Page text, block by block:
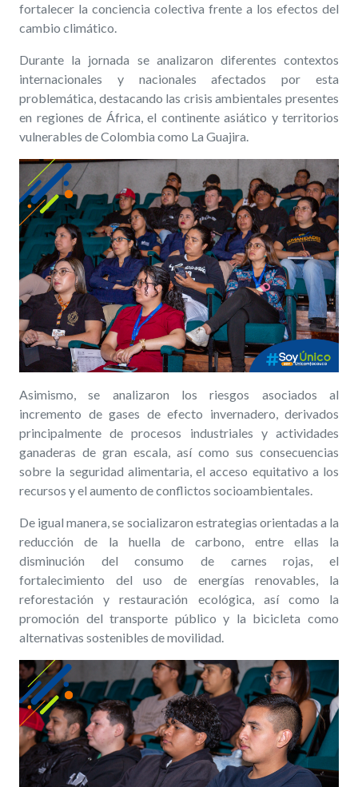
fortalecer la conciencia colectiva frente a los efectos del
cambio climático.
Durante la jornada se analizaron diferentes contextos
internacionales y nacionales afectados por esta
problemática, destacando las crisis ambientales presentes
en regiones de África, el continente asiático y territorios
vulnerables de Colombia como La Guajira.
Asimismo, se analizaron los riesgos asociados al
incremento de gases de efecto invernadero, derivados
principalmente de procesos industriales y actividades
ganaderas de gran escala, así como sus consecuencias
sobre la seguridad alimentaria, el acceso equitativo a los
recursos y el aumento de conflictos socioambientales.
De igual manera, se socializaron estrategias orientadas a la
reducción de la huella de carbono, entre ellas la
disminución del consumo de carnes rojas, el
fortalecimiento del uso de energías renovables, la
reforestación y restauración ecológica, así como la
promoción del transporte público y la bicicleta como
alternativas sostenibles de movilidad.